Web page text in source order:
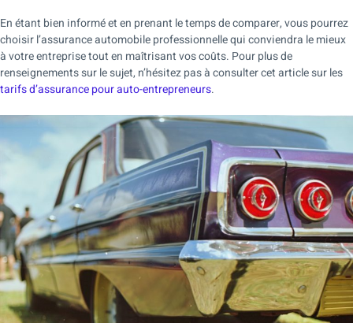
En étant bien informé et en prenant le temps de comparer, vous pourrez
choisir l’assurance automobile professionnelle qui conviendra le mieux
à votre entreprise tout en maîtrisant vos coûts. Pour plus de
renseignements sur le sujet, n’hésitez pas à consulter cet article sur les
tarifs d’assurance pour auto-entrepreneurs.